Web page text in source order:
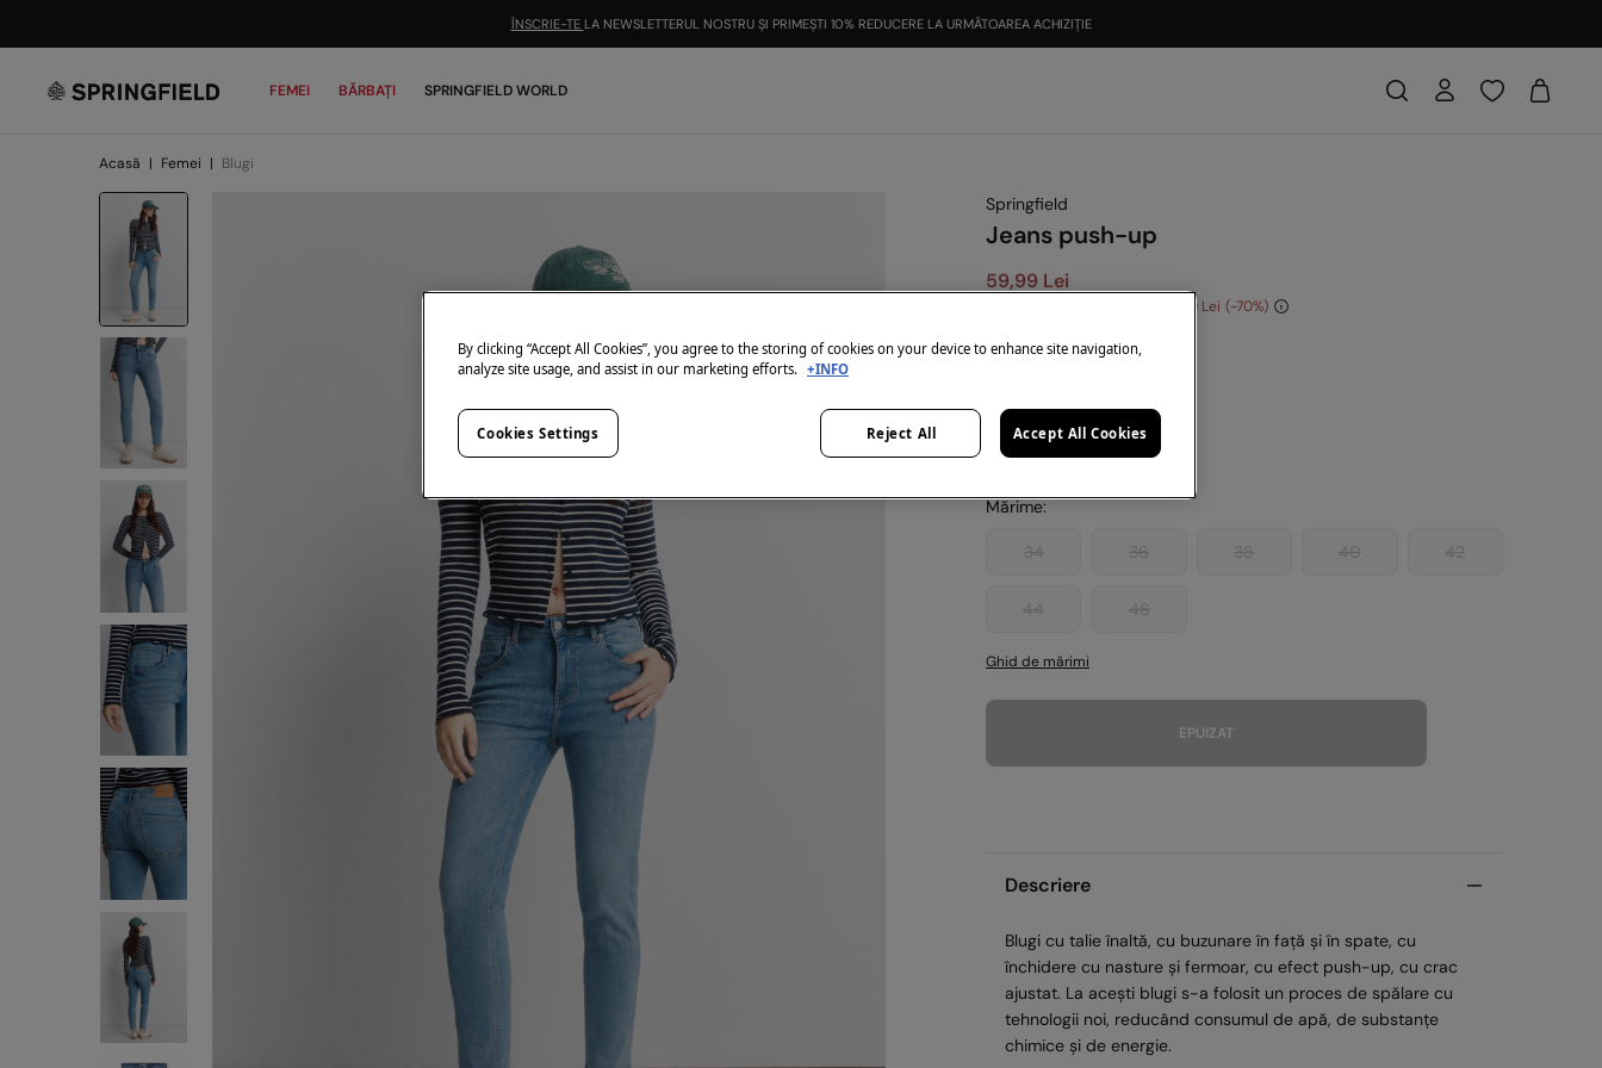
ÎNSCRIE-TE LA NEWSLETTERUL NOSTRU ȘI PRIMEȘTI 10% REDUCERE LA URMĂTOAREA ACHIZIȚIE
FEMEI BĂRBAȚI SPRINGFIELD WORLD
Acasă | Femei | Blugi
Springfield
Jeans push-up
59,99 Lei
140,00 Lei 70
-10% | KOD: 10EXTRA
Mărime:
34 36 38 40 42
44 46
Ghid de mărimi
EPUIZAT
Descriere
Blugi cu talie înaltă, cu buzunare în față și în spate, cu
închidere cu nasture și fermoar, cu efect push-up, cu crac
ajustat. La acești blugi s-a folosit un proces de spălare cu
tehnologii noi, reducând consumul de apă, de substanțe
chimice și de energie.
By clicking “Accept All Cookies”, you agree to the storing of cookies on your device to enhance site navigation,
analyze site usage, and assist in our marketing efforts. +INFO
Reject All Accept All Cookies
Cookies Settings